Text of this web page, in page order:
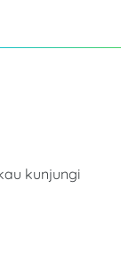
kunjungi